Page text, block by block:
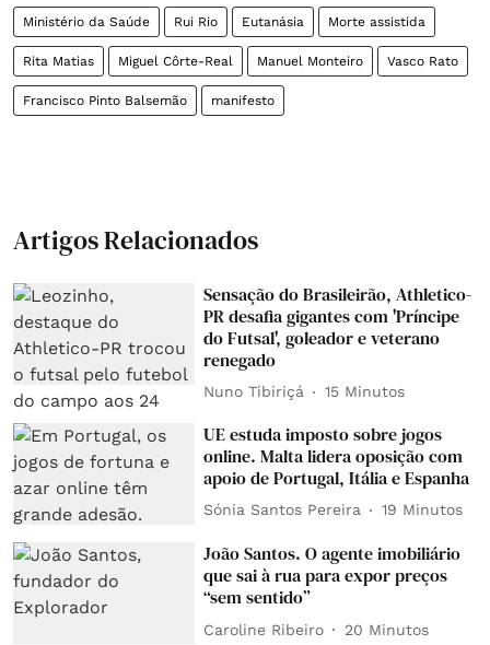
Ministério da Saúde Rui Rio Eutanásia Morte assistida
Rita Matias Miguel Côrte-Real Manuel Monteiro Vasco Rato
Francisco Pinto Balsemão manifesto
Artigos Relacionados
Sensação do Brasileirão, Athletico-
PR desafia gigantes com 'Príncipe
do Futsal', goleador e veterano
renegado
Nuno Tibiriçá 15 Minutos
UE estuda imposto sobre jogos
online. Malta lidera oposição com
apoio de Portugal, Itália e Espanha
Sónia Santos Pereira 19 Minutos
João Santos. O agente imobiliário
que sai à rua para expor preços
“sem sentido”
Caroline Ribeiro 20 Minutos